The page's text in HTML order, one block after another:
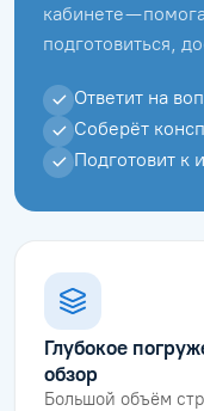
кабинете —
подготовиться,
Ответит на
Соберёт
Подготовит к
Глубокое
обзор
Большой объём